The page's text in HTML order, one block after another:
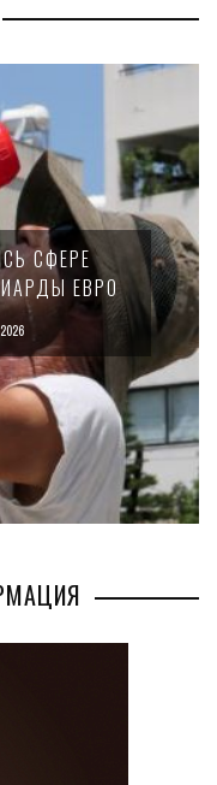
СФЕРЕ
ЕВРО